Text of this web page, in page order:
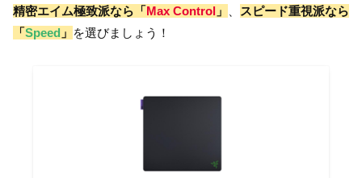
精密エイム極致派なら「Max Control 」
スピード重視派なら
「Speed 」 を選びましょう！